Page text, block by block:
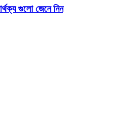
গুলো জেনে নিন